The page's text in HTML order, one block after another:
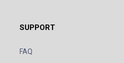
SUPPORT
FAQ